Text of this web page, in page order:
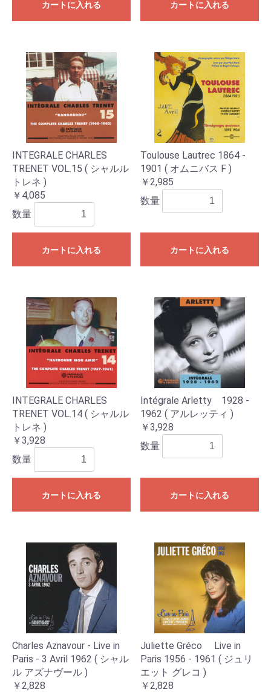
カートに入れる カートに入れる
INTEGRALE CHARLES
TRENET VOL.15 ( シャルル
トレネ )
￥4,085
数量
カートに入れる
Toulouse Lautrec 1864 -
1901 ( オムニバス F )
￥2,985
数量
カートに入れる
INTEGRALE CHARLES
TRENET VOL.14 ( シャルル
トレネ )
￥3,928
数量
カートに入れる
Intégrale Arletty 1928 -
1962 ( アルレッティ )
￥3,928
数量
カートに入れる
Charles Aznavour - Live in
Paris - 3 Avril 1962 ( シャル
ル アズナヴール )
￥2,828
Juliette Gréco Live in
Paris 1956 - 1961 ( ジュリ
エット グレコ )
￥2,828